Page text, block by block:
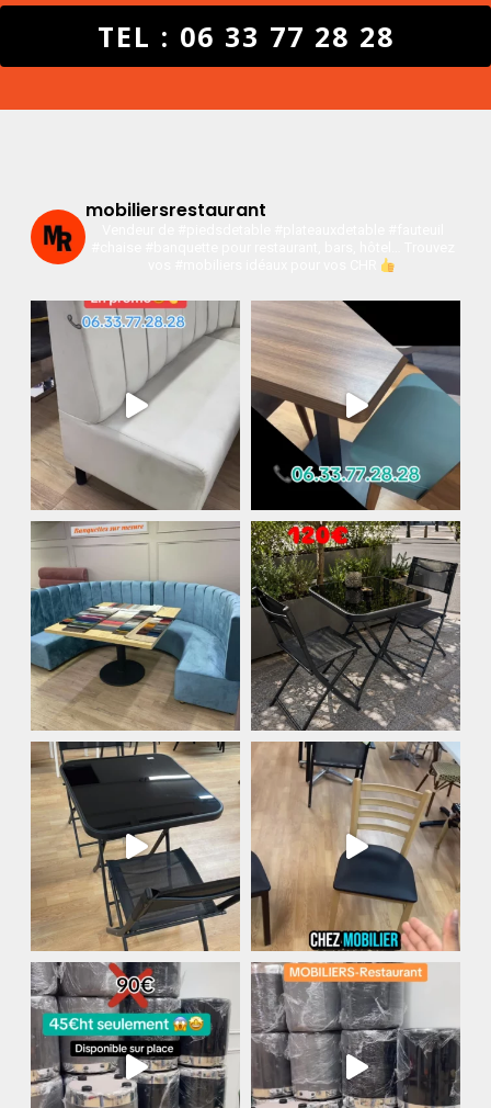
TEL : 06 33 77 28 28
mobiliersrestaurant